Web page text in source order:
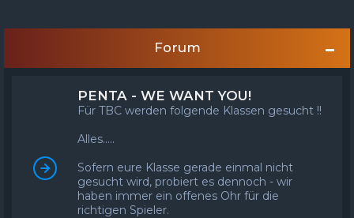
FAQ Anmelden
Registrieren
Forum
PENTA - WE WANT YOU!
Für TBC werden folgende Klassen gesucht !!
Alles.....
Sofern eure Klasse gerade einmal nicht
gesucht wird, probiert es dennoch - wir
haben immer ein offenes Ohr für die
richtigen Spieler.